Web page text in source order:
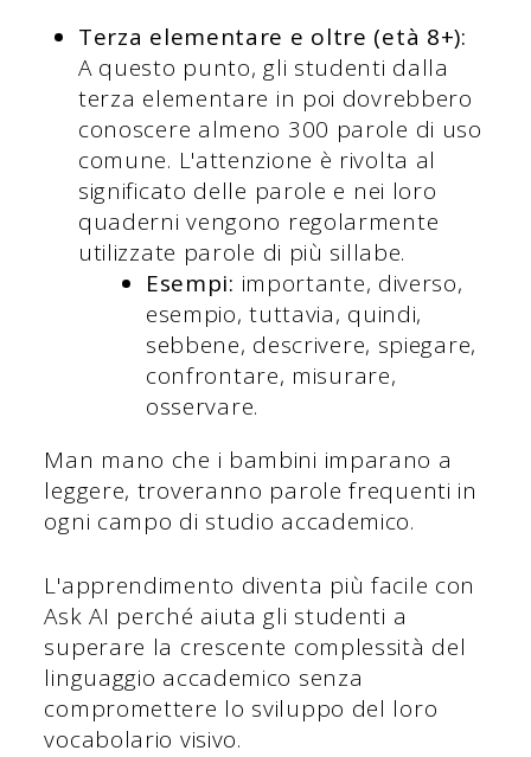
Terza elementare e oltre (età 8+):
A questo punto, gli studenti dalla
terza elementare in poi dovrebbero
conoscere almeno 300 parole di uso
comune. L'attenzione è rivolta al
significato delle parole e nei loro
quaderni vengono regolarmente
utilizzate parole di più sillabe.
Esempi: importante, diverso,
esempio, tuttavia, quindi,
sebbene, descrivere, spiegare,
confrontare, misurare,
osservare.
Man mano che i bambini imparano a
leggere, troveranno parole frequenti in
ogni campo di studio accademico.
L'apprendimento diventa più facile con
Ask AI perché aiuta gli studenti a
superare la crescente complessità del
linguaggio accademico senza
compromettere lo sviluppo del loro
vocabolario visivo.